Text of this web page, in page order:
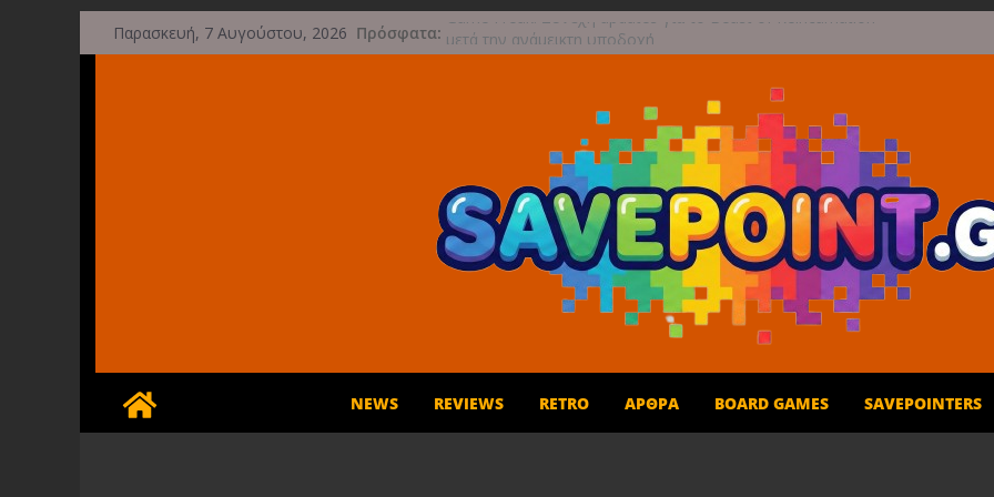
Μετάβαση
σε
Παρασκευή, 7 Αυγούστου, 2026 Πρόσφατα: Game Freak: Συνεχή updates για το Beast of Reincarnation
μετά την ανάμεικτη υποδοχή
Διασχίστε τους ουρανούς με το Wild Blue Skies αυτό το
Διακοπές και παιχνίδι για όλη την οικογένεια!
Έρχεται 1η Σεπτεμβρίου το Crimson Moon
NEWS REVIEWS RETRO ΆΡΘΡΑ BOARD GAMES SAVEPOINTERS